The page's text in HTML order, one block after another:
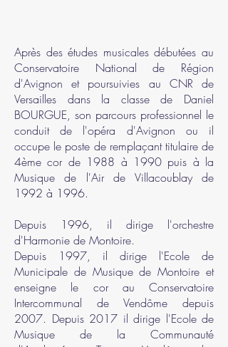
Après des études musicales débutées au
Conservatoire National de Région
d'Avignon et poursuivies au CNR de
Versailles dans la classe de Daniel
BOURGUE, son parcours professionnel le
conduit de l'opéra d'Avignon ou il
occupe le poste de remplaçant titulaire de
4ème cor de 1988 à 1990 puis à la
Musique de l'Air de Villacoublay de
1992 à 1996.
Depuis 1996, il dirige l'orchestre
d'Harmonie de Montoire.
Depuis 1997, il dirige l'Ecole de
Municipale de Musique de Montoire et
enseigne le cor au Conservatoire
Intercommunal de Vendôme depuis
2007. Depuis 2017 il dirige l'Ecole de
Musique de la Communauté